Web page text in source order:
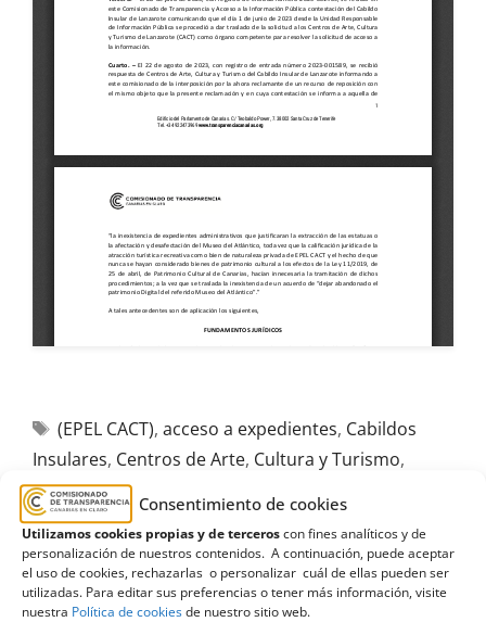
Consentimiento de cookies
Utilizamos cookies propias y de terceroscon fines analíticos y de
personalización de nuestros contenidos. A continuación, puede aceptar
el uso de cookies, rechazarlas o personalizar cuál de ellas pueden ser
utilizadas. Para editar sus preferencias o tener más información, visite
nuestra Política de cookiesde nuestro sitio web.
(EPEL CACT), acceso a expedientes, Cabildos
Insulares, Centros de Arte, Cultura y Turismo,
Derecho de acceso
Público Empresarial Local Centros de Arte
de impugnación,Museo del Atlántico